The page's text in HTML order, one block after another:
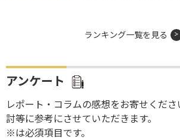
ランキング一覧を見る
アンケート
レポート・コラムの感想をお寄せくだ
討等に参考にさせていただきます。
※は必須項目です。